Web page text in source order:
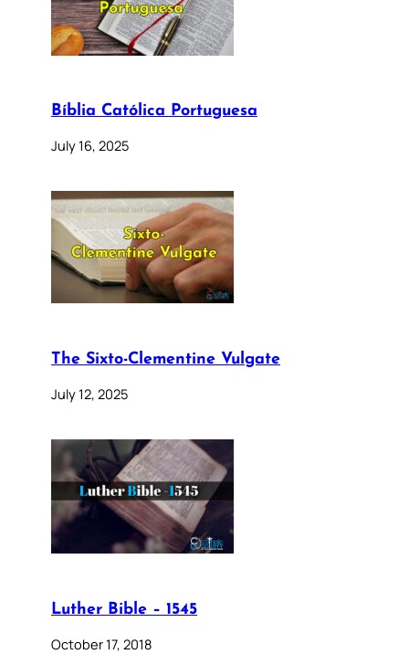
Bíblia Católica Portuguesa
July 16, 2025
The Sixto-Clementine Vulgate
July 12, 2025
Luther Bible – 1545
October 17, 2018